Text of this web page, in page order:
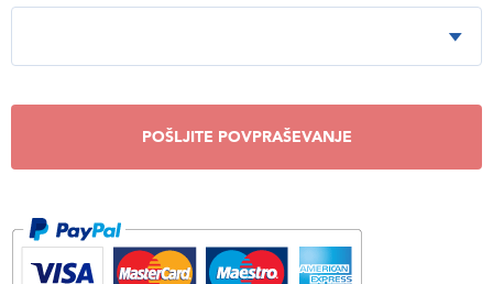
POŠLJITE POVPRAŠEVANJE